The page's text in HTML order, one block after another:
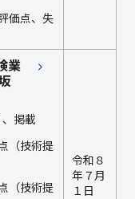
価点、失
業
掲載
（技術提
（技術提
令和８
年７月
１日